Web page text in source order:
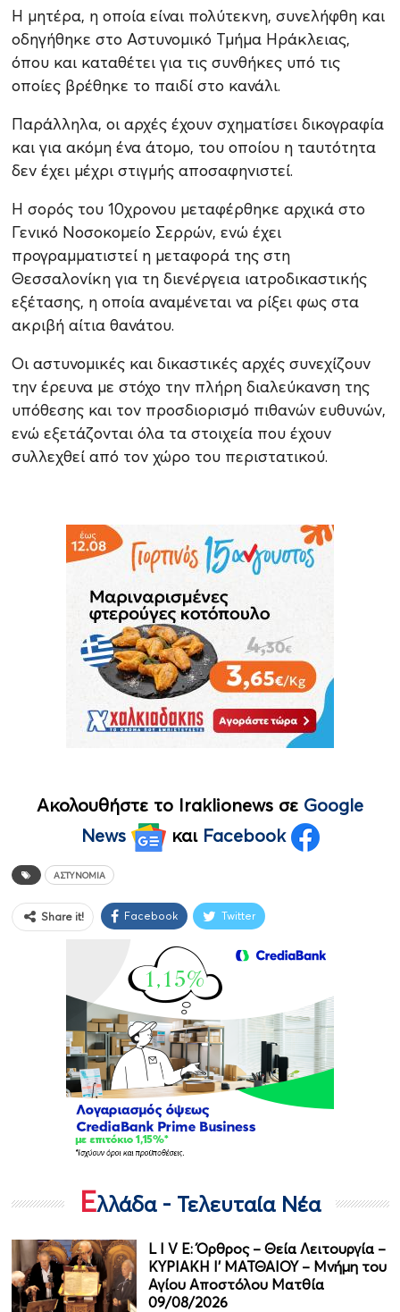
Η μητέρα, η οποία είναι πολύτεκνη, συνελήφθη και
οδηγήθηκε στο Αστυνομικό Τμήμα Ηράκλειας,
όπου και καταθέτει για τις συνθήκες υπό τις
οποίες βρέθηκε το παιδί στο κανάλι.
Παράλληλα, οι αρχές έχουν σχηματίσει δικογραφία
και για ακόμη ένα άτομο, του οποίου η ταυτότητα
δεν έχει μέχρι στιγμής αποσαφηνιστεί.
Η σορός του 10χρονου μεταφέρθηκε αρχικά στο
Γενικό Νοσοκομείο Σερρών, ενώ έχει
προγραμματιστεί η μεταφορά της στη
Θεσσαλονίκη για τη διενέργεια ιατροδικαστικής
εξέτασης, η οποία αναμένεται να ρίξει φως στα
ακριβή αίτια θανάτου.
Οι αστυνομικές και δικαστικές αρχές συνεχίζουν
την έρευνα με στόχο την πλήρη διαλεύκανση της
υπόθεσης και τον προσδιορισμό πιθανών ευθυνών,
ενώ εξετάζονται όλα τα στοιχεία που έχουν
συλλεχθεί από τον χώρο του περιστατικού.
Ακολουθήστε το Iraklionews σε Google
News
και Facebook
ΑΣΤΥΝΟΜΊΑ
Share it! Facebook Twitter
Ελλάδα - Τελευταία Νέα
L I V E: Όρθρος – Θεία Λειτουργία –
ΚΥΡΙΑΚΗ Ι' ΜΑΤΘΑΙΟΥ – Μνήμη του
Αγίου Αποστόλου Ματθία
09/08/2026